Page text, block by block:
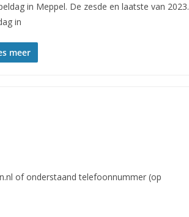
in Meppel. De zesde en laatste van 2023.
in
meer
of onderstaand telefoonnummer (op